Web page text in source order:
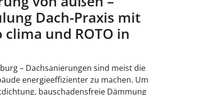
Dach-Praxis mit
clima und ROTO in
– Dachsanierungen sind meist die
energieeffizienter zu machen. Um
bauschadensfreie Dämmung